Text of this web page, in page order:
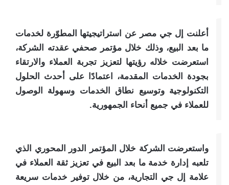
أعلنت إل جي مصر عن استراتيجيتها المطوّرة لخدمات
ما بعد البيع، وذلك خلال مؤتمر صحفي عقدته الشركة،
استعرضت خلاله رؤيتها لتعزيز تجربة العملاء والارتقاء
بجودة الخدمات المقدمة، اعتمادًا على أحدث الحلول
التكنولوجية وتوسيع نطاق الخدمات وسهولة الوصول
للعملاء في جميع أنحاء الجمهورية.
واستعرضت الشركة خلال المؤتمر الدور المحوري الذي
تلعبه إدارة خدمة ما بعد البيع في تعزيز ثقة العملاء في
علامة إل جي التجارية، من خلال توفير خدمات سريعة